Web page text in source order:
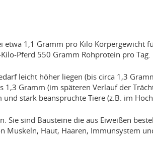
etwa 1,1 Gramm pro Kilo Körpergewicht
Pferd 550 Gramm Rohprotein pro Tag.
leicht höher liegen (bis circa 1,3
1,3 Gramm (im späteren Verlauf der
stark beanspruchte Tiere (z.B. im
Sie sind Bausteine die aus Eiweißen
Muskeln, Haut, Haaren, Immunsystem